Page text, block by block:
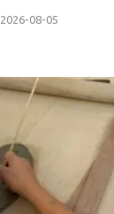
2026-08-05